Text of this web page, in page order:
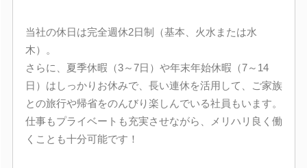
当社の休日は完全週休2日制（基本、火水または水
木）。
さらに、夏季休暇（3～7日）や年末年始休暇（7～14
日）はしっかりお休みで、長い連休を活用して、ご家族
との旅行や帰省をのんびり楽しんでいる社員もいます。
仕事もプライベートも充実させながら、メリハリ良く働
くことも十分可能です！